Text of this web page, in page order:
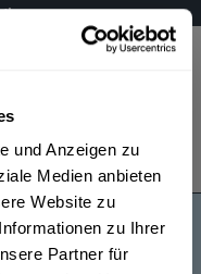
und Anzeigen zu
Medien anbieten
Website zu
zu Ihrer
Partner für
Bestellung widerrufen
unsere Datenschutzerklärung